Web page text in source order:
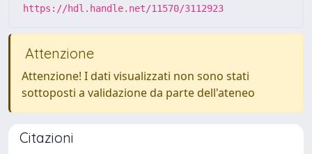
https://hdl.handle.net/11570/3112923
Attenzione
Attenzione! I dati visualizzati non sono stati
sottoposti a validazione da parte dell'ateneo
Citazioni